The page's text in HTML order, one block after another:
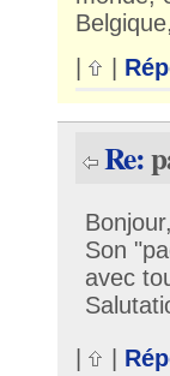
Re:
Bonjour,
Son
avec